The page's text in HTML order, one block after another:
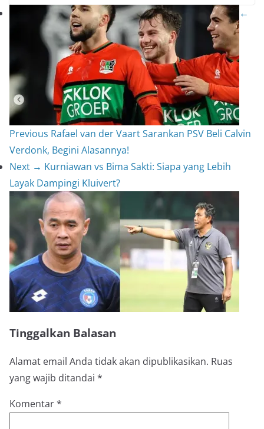
t
n
k
e
←
Previous Rafael van der Vaart Sarankan PSV Beli Calvin
Verdonk, Begini Alasannya!
Next → Kurniawan vs Bima Sakti: Siapa yang Lebih
Layak Dampingi Kluivert?
Tinggalkan Balasan
Alamat email Anda tidak akan dipublikasikan. Ruas
yang wajib ditandai *
Komentar*